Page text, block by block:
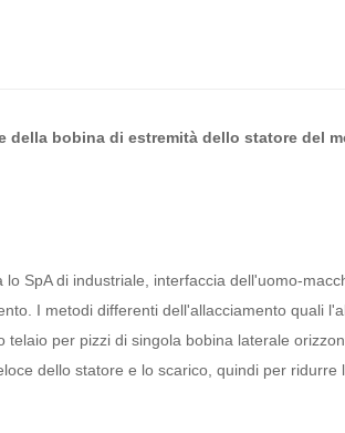
della bobina di estremità dello statore del
SpA di industriale, interfaccia dell'uomo-
I metodi differenti dell'allacciamento quali
per pizzi di singola bobina laterale
dello statore e lo scarico, quindi per ridurre